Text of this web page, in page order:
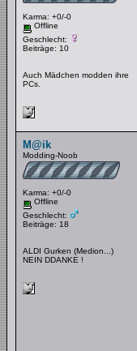
Karma: +0/-0
Offline
Geschlecht:
Beiträge: 10
Auch Mädchen modden ihre
PCs.
M@ik
Modding-Noob
Karma: +0/-0
Offline
Geschlecht:
Beiträge: 18
ALDI Gurken (Medion...)
NEIN DDANKE !